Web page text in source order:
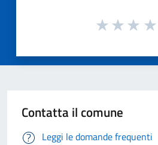
Contatta il comune
Leggi le domande frequenti